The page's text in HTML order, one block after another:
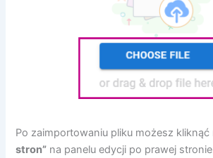
Po zaimportowaniu pliku możesz kliknąć
stron” na panelu edycji po prawej